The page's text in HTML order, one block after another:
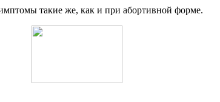
такие же, как и при абортивной форме.